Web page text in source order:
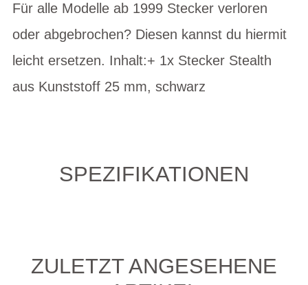
Für alle Modelle ab 1999 Stecker verloren
oder abgebrochen? Diesen kannst du hiermit
leicht ersetzen. Inhalt:+ 1x Stecker Stealth
aus Kunststoff 25 mm, schwarz
SPEZIFIKATIONEN
ZULETZT ANGESEHENE